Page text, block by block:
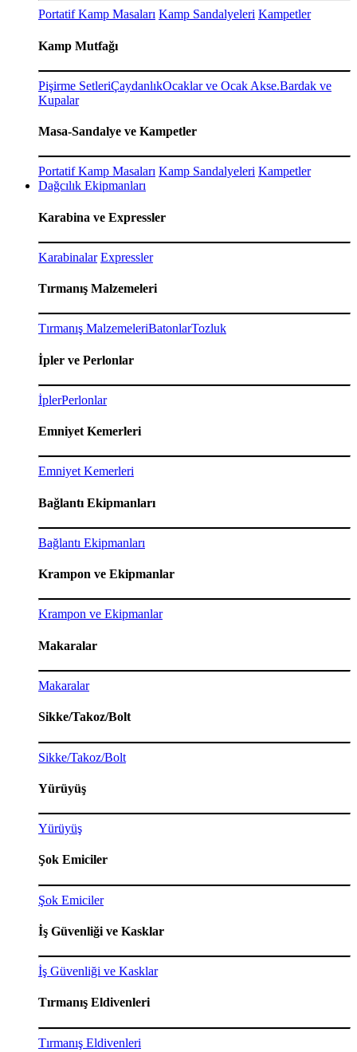
Portatif Kamp Masaları Kamp Sandalyeleri Kampetler
Kamp Mutfağı
Pişirme SetleriÇaydanlıkOcaklar ve Ocak Akse.Bardak ve
Kupalar
Masa-Sandalye ve Kampetler
Portatif Kamp Masaları Kamp Sandalyeleri Kampetler
Dağcılık Ekipmanları
Karabina ve Expressler
Karabinalar Expressler
Tırmanış Malzemeleri
Tırmanış MalzemeleriBatonlarTozluk
İpler ve Perlonlar
İplerPerlonlar
Emniyet Kemerleri
Emniyet Kemerleri
Bağlantı Ekipmanları
Bağlantı Ekipmanları
Krampon ve Ekipmanlar
Krampon ve Ekipmanlar
Makaralar
Makaralar
Sikke/Takoz/Bolt
Sikke/Takoz/Bolt
Yürüyüş
Yürüyüş
Şok Emiciler
Şok Emiciler
İş Güvenliği ve Kasklar
İş Güvenliği ve Kasklar
Tırmanış Eldivenleri
Tırmanış Eldivenleri